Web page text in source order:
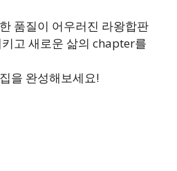
품질이 어우러진 라왕합판
고 새로운 삶의 chapter를
을 완성해보세요!